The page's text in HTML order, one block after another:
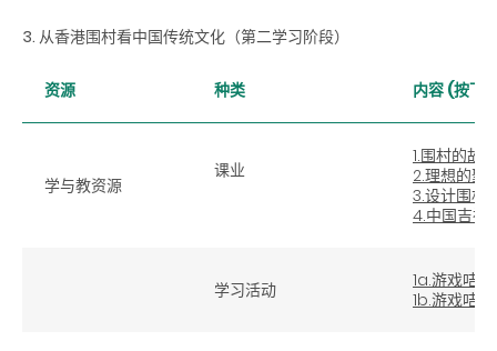
3. 从香港围村看中国传统文化（第二学习阶段）
资源 种类 内容 (按下
学与教资源
课业
1.围村的故
2.理想的聚
3.设计围村
4.中国吉祥
学习活动
1a.游戏咭_
1b.游戏咭_